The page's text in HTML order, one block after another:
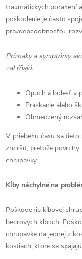
traumatických poranení
poškodenie je často
pravdepodobnosťou
Príznaky a symptómy
zahŕňajú:
Opuch a bolesť v
Praskanie alebo
Obmedzený
V priebehu času sa
zhoršiť, pretože povrchy
chrupavky.
Kĺby náchylné na
Poškodenie kĺbovej
bedrových kĺboch.
chrupavke na jednej z
kostiach, ktoré sa